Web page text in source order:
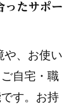
ったサポー
や、お使い
自宅・職
す。お持